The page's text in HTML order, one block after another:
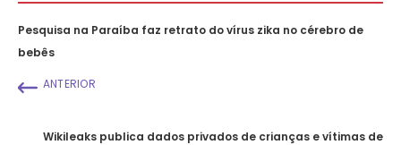
Pesquisa na Paraíba faz retrato do vírus zika no cérebro de
bebês
ANTERIOR
Wikileaks publica dados privados de crianças e vítimas de